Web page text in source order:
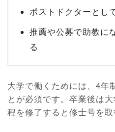
ポストドクターとし
推薦や公募で助教に
る
大学で働くためには、4年
とが必須です。卒業後は
程を修了すると修士号を取